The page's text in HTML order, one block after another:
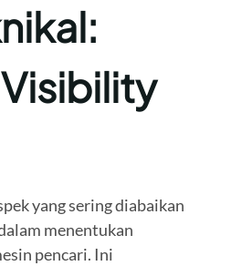
yang sering diabaikan
menentukan
pencari. Ini